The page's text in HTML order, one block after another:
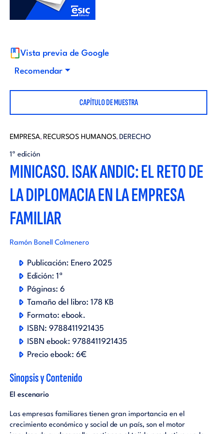
d
r
i
a
l
o
r
a
Vista previa de Google
Recomendar
CAPÍTULO DE MUESTRA
EMPRESA, RECURSOS HUMANOS, DERECHO
1ª edición
MINICASO. ISAK ANDIC: EL RETO DE
LA DIPLOMACIA EN LA EMPRESA
FAMILIAR
Ramón Bonell Colmenero
Publicación: Enero 2025
Edición: 1ª
Páginas: 6
Tamaño del libro: 178 KB
Formato: ebook.
ISBN: 9788411921435
ISBN ebook: 9788411921435
Precio ebook: 6€
Sinopsis y Contenido
El escenario
Las empresas familiares tienen gran importancia en el
crecimiento económico y social de un país, son el motor